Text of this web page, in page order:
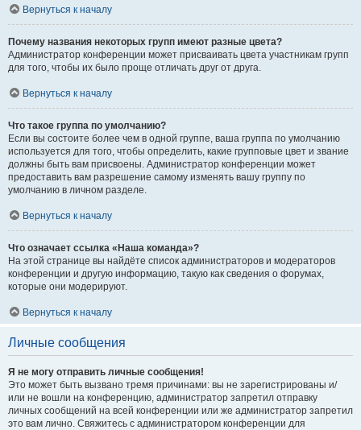
Вернуться к началу
Почему названия некоторых групп имеют разные цвета?
Администратор конференции может присваивать цвета участникам групп
для того, чтобы их было проще отличать друг от друга.
Вернуться к началу
Что такое группа по умолчанию?
Если вы состоите более чем в одной группе, ваша группа по умолчанию
используется для того, чтобы определить, какие групповые цвет и звание
должны быть вам присвоены. Администратор конференции может
предоставить вам разрешение самому изменять вашу группу по
умолчанию в личном разделе.
Вернуться к началу
Что означает ссылка «Наша команда»?
На этой странице вы найдёте список администраторов и модераторов
конференции и другую информацию, такую как сведения о форумах,
которые они модерируют.
Вернуться к началу
Личные сообщения
Я не могу отправить личные сообщения!
Это может быть вызвано тремя причинами: вы не зарегистрированы и/
или не вошли на конференцию, администратор запретил отправку
личных сообщений на всей конференции или же администратор запретил
это вам лично. Свяжитесь с администратором конференции для